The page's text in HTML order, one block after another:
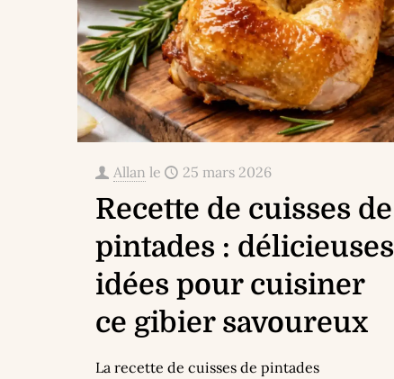
Allan le 25 mars 2026
Recette de cuisses de
pintades : délicieuses
idées pour cuisiner
ce gibier savoureux
La recette de cuisses de pintades